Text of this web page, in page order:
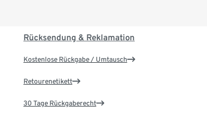
Rücksendung & Reklamation
Kostenlose Rückgabe / Umtausch
Retourenetikett
30 Tage Rückgaberecht